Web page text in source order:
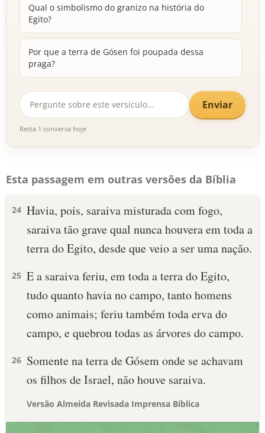
Qual o simbolismo do granizo na história do
Egito?
Por que a terra de Gósen foi poupada dessa
praga?
Enviar
Resta 1 conversa hoje
Esta passagem em outras versões da Bíblia
24 Havia, pois, saraiva misturada com fogo,
saraiva tão grave qual nunca houvera em toda a
terra do Egito, desde que veio a ser uma nação.
25 E a saraiva feriu, em toda a terra do Egito,
tudo quanto havia no campo, tanto homens
como animais; feriu também toda erva do
campo, e quebrou todas as árvores do campo.
26 Somente na terra de Gósem onde se achavam
os filhos de Israel, não houve saraiva.
Versão Almeida Revisada Imprensa Bíblica